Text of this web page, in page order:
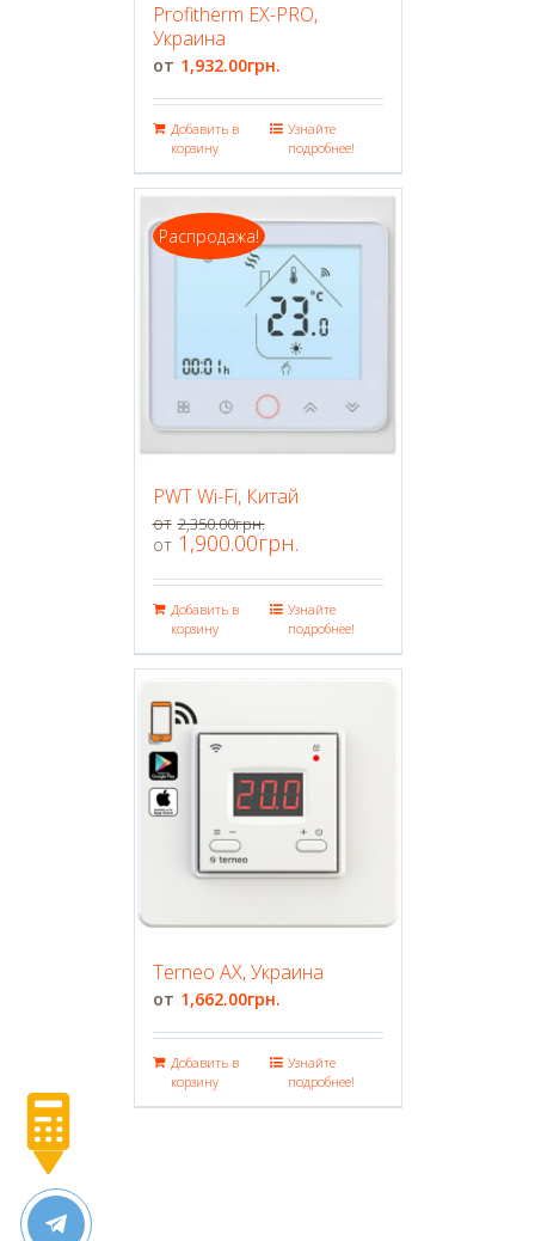
Profitherm EX-PRO,
Украина
1,932.00грн.
Добавить в
корзину
Узнайте
подробнее!
Распродажа!
PWT Wi-Fi, Китай
2,350.00грн.
1,900.00грн.
Добавить в
корзину
Узнайте
подробнее!
Terneo AX, Украина
1,662.00грн.
Добавить в
корзину
Узнайте
подробнее!